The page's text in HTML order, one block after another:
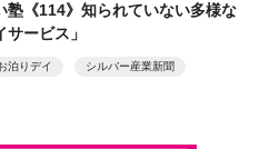
塾《114》知られていない多様な
サービス」
泊りデイ シルバー産業新聞